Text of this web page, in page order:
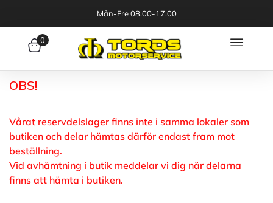
Mån-Fre 08.00-17.00
0
OBS!
Vårat reservdelslager finns inte i samma lokaler som
butiken och delar hämtas därför endast fram mot
beställning.
Vid avhämtning i butik meddelar vi dig när delarna
finns att hämta i butiken.